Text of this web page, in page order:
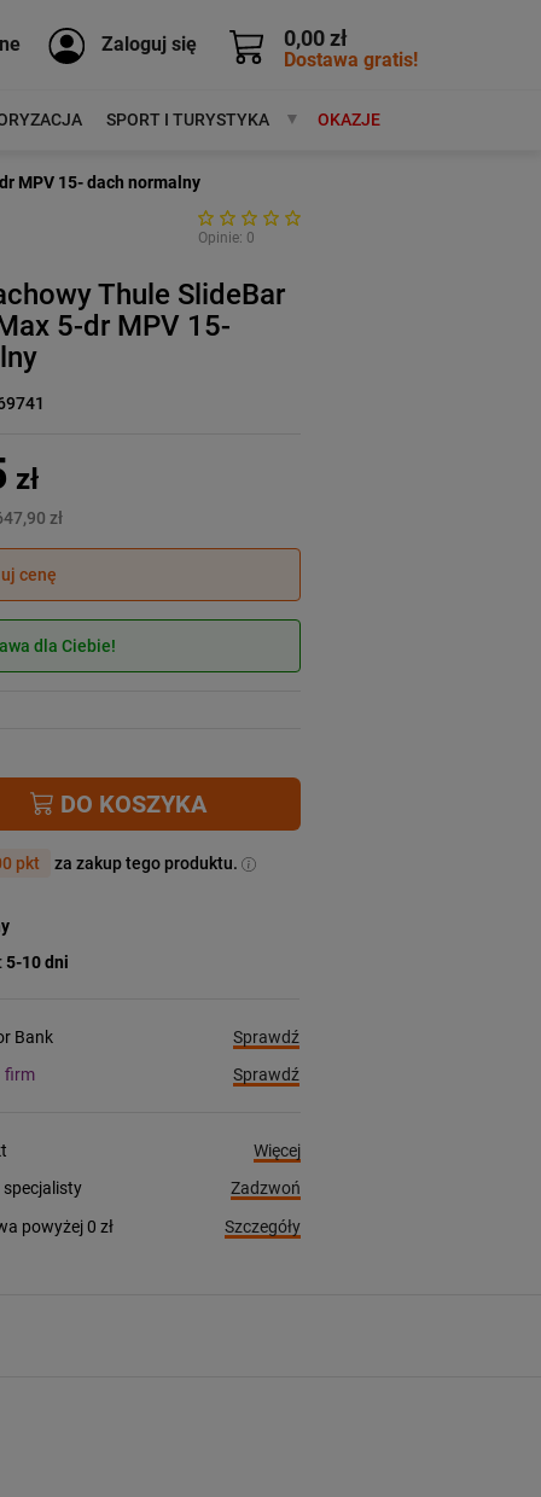
0,00 zł
Dostawa gratis!
Zaloguj się
SPORT I TURYSTYKA MARKIOKAZJE
MPV 15- dach normalny
Opinie: 0
Thule SlideBar
5-dr MPV 15-
zł
zł
cenę
dla Ciebie!
DO KOSZYKA
pkt za zakup tego produktu.
5-10 dni
Bank
Sprawdź
firm
Sprawdź
Więcej
Zadzwoń
powyżej 0 zł
Szczegóły